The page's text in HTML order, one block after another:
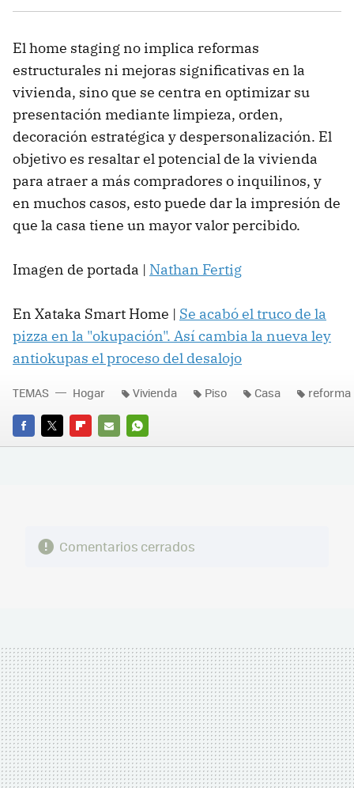
El home staging no implica reformas
estructurales ni mejoras significativas en la
vivienda, sino que se centra en optimizar su
presentación mediante limpieza, orden,
decoración estratégica y despersonalización. El
objetivo es resaltar el potencial de la vivienda
para atraer a más compradores o inquilinos, y
en muchos casos, esto puede dar la impresión de
que la casa tiene un mayor valor percibido.
Imagen de portada | Nathan Fertig
En Xataka Smart Home | Se acabó el truco de la
pizza en la "okupación". Así cambia la nueva ley
antiokupas el proceso del desalojo
FACEBOOK
TWITTERFLIPBOARD
E-
WHATSAPP
TEMAS Hogar Vivienda Piso Casa reforma
Comentarios cerrados